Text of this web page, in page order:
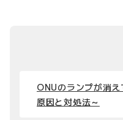
ONUのランプが消
原因と対処法～